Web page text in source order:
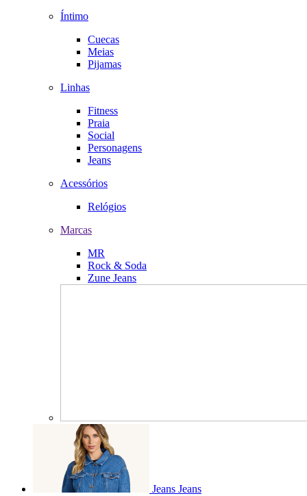
Íntimo
Cuecas
Meias
Pijamas
Linhas
Fitness
Praia
Social
Personagens
Jeans
Acessórios
Relógios
Marcas
MR
Rock & Soda
Zune Jeans
Jeans Jeans